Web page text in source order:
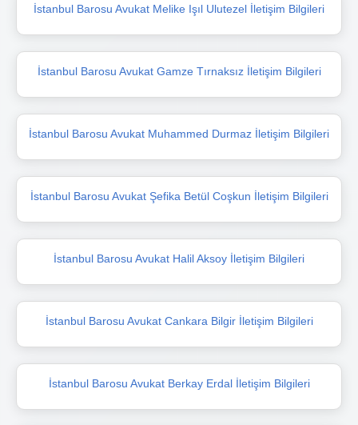
İstanbul Barosu Avukat Melike Işıl Ulutezel İletişim Bilgileri
İstanbul Barosu Avukat Gamze Tırnaksız İletişim Bilgileri
İstanbul Barosu Avukat Muhammed Durmaz İletişim Bilgileri
İstanbul Barosu Avukat Şefika Betül Coşkun İletişim Bilgileri
İstanbul Barosu Avukat Halil Aksoy İletişim Bilgileri
İstanbul Barosu Avukat Cankara Bilgir İletişim Bilgileri
İstanbul Barosu Avukat Berkay Erdal İletişim Bilgileri